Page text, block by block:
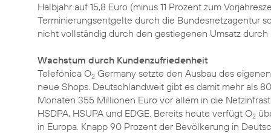
Halbjahr auf 15,8 Euro (minus 11 Prozent zum
Terminierungsentgelte durch die Bundesnetzagentur
nicht vollständig durch den gestiegenen Umsatz
Wachstum durch Kundenzufriedenheit
Telefónica O2 Germany setzte den Ausbau des
neue Shops. Deutschlandweit gibt es damit mehr als
Monaten 355 Millionen Euro vor allem in die
HSDPA, HSUPA und EDGE. Bereits heute verfügt O2
in Europa. Knapp 90 Prozent der Bevölkerung in